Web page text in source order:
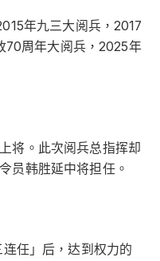
年九三大阅兵，2017
70周年大阅兵，2025年
将。此次阅兵总指挥却
员韩胜延中将担任。
任」后，达到权力的